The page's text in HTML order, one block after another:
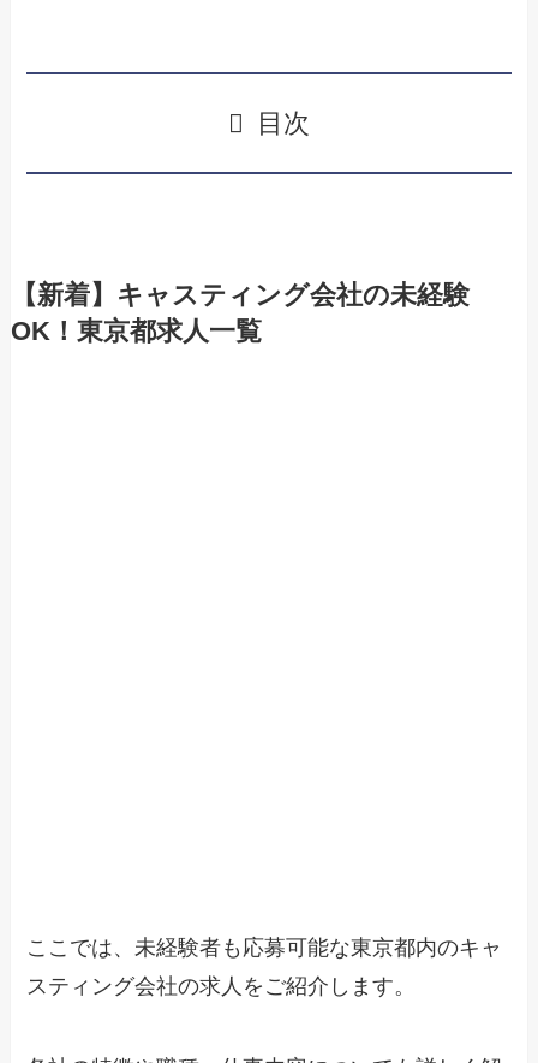
目次
【新着】キャスティング会社の未経験
OK！東京都求人一覧
ここでは、未経験者も応募可能な東京都内のキャ
スティング会社の求人をご紹介します。